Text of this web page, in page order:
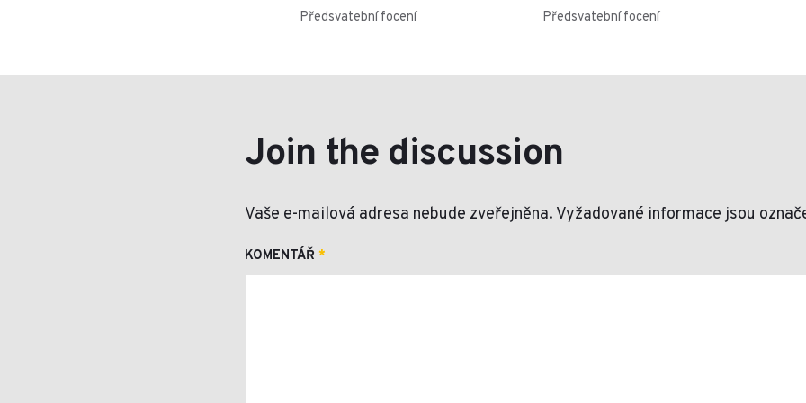
Předsvatební focení Předsvatební focení
Join the discussion
Vaše e-mailová adresa nebude zveřejněna. Vyžadované informace jsou
KOMENTÁŘ *